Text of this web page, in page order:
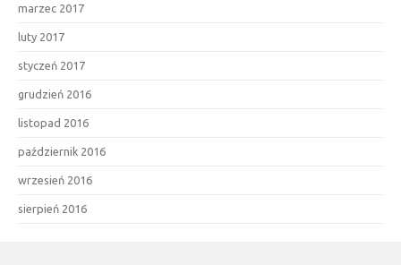
marzec 2017
luty 2017
styczeń 2017
grudzień 2016
listopad 2016
październik 2016
wrzesień 2016
sierpień 2016